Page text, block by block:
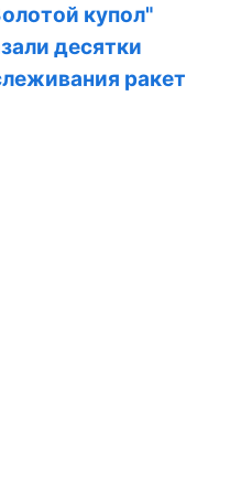
купол"
десятки
ракет